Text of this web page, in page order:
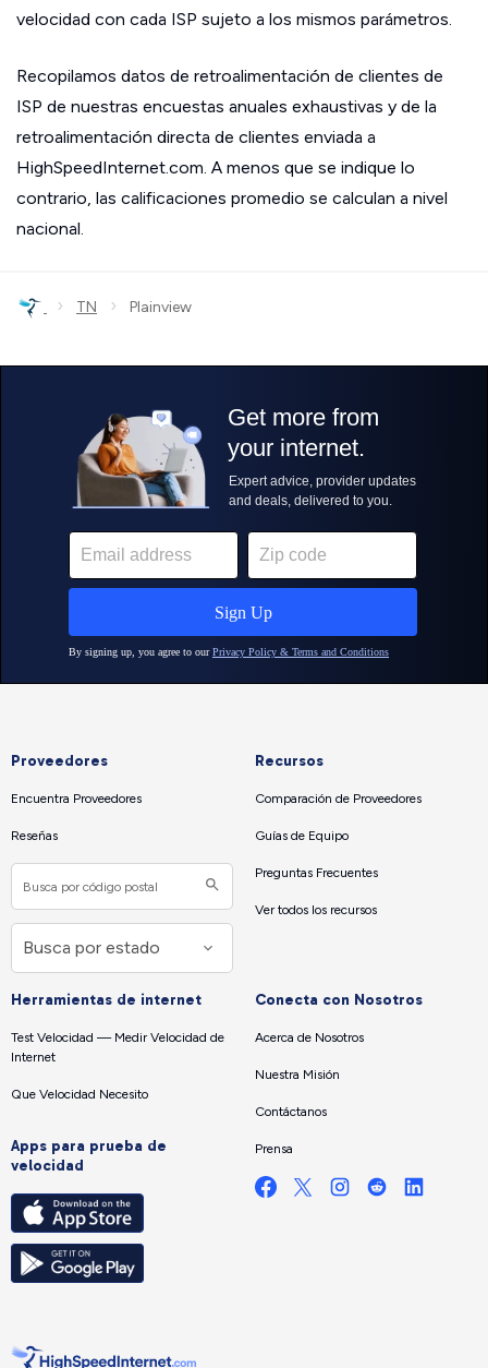
velocidad con cada ISP sujeto a los mismos parámetros.
Recopilamos datos de retroalimentación de clientes de
ISP de nuestras encuestas anuales exhaustivas y de la
retroalimentación directa de clientes enviada a
HighSpeedInternet.com. A menos que se indique lo
contrario, las calificaciones promedio se calculan a nivel
nacional.
› TN › Plainview
Proveedores
Encuentra Proveedores
Reseñas
Recursos
Comparación de Proveedores
Guías de Equipo
Preguntas Frecuentes
Ver todos los recursos
Herramientas de internet
Test Velocidad — Medir Velocidad de
Internet
Que Velocidad Necesito
Apps para prueba de
velocidad
Conecta con Nosotros
Acerca de Nosotros
Nuestra Misión
Contáctanos
Prensa